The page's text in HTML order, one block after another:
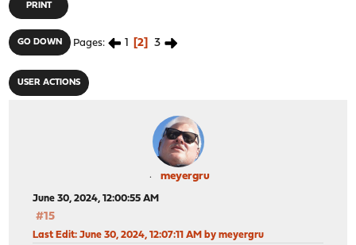
PRINT
GO DOWN Pages 1 2 3
USER ACTIONS
meyergru
June 30, 2024, 12:00:55 AM
#15
Last Edit: June 30, 2024, 12:07:11 AM by meyergru